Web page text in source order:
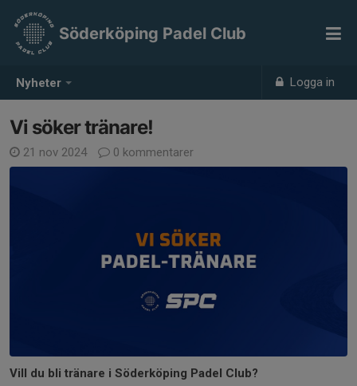
Nyheter Logga in
Söderköping Padel Club
Vi söker tränare!
21 nov 2024 0 kommentarer
Vill du bli tränare i Söderköping Padel Club?